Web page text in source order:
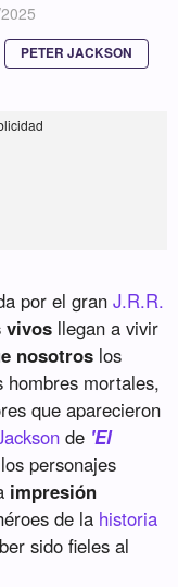
PETER JACKSON
por el granJ.R.R.
vivos llegan a vivir
nosotros los
hombres mortales,
que aparecieron
de 'El
personajes
impresión
de la historia
sido fieles al